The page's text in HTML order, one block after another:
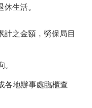
生活。
計之金額，勞保局目
各地辦事處臨櫃查